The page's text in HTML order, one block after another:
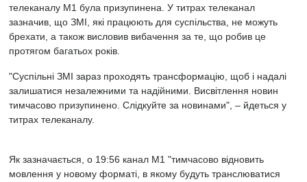
телеканалу M1 була призупинена. У титрах телеканал
зазначив, що ЗМІ, які працюють для суспільства, не можуть
брехати, а також висловив вибачення за те, що робив це
протягом багатьох років.
"Суспільні ЗМІ зараз проходять трансформацію, щоб і надалі
залишатися незалежними та надійними. Висвітлення новин
тимчасово призупинено. Слідкуйте за новинами", – йдеться у
титрах телеканалу.
Як зазначається, о 19:56 канал M1 "тимчасово відновить
мовлення у новому форматі, в якому будуть транслюватися